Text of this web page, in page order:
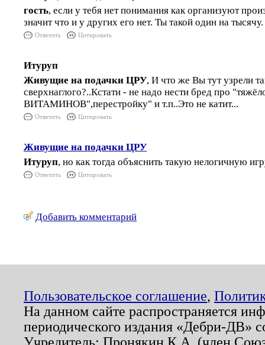
гость, если у тебя нет понимания как организуют
значит что и у других его нет. Ты такой один на
Ответить Цитировать
Итуруп
Живущие на подачки ЦРУ, И что же Вы тут узрели
сверхнаглого?..Кстати - не надо нести бред про
ВИТАМИНОВ",перестройку" и т.п..Это не катит...
Ответить Цитировать
Живущие на подачки ЦРУ
Итуруп, но как тогда объяснить такую нелогичную
Ответить Цитировать
Добавить комментарий
Пользовательское соглашение,
На данном сайте распространяется
периодического издания «Дебри-ДВ»
Учредитель: Пронякин К.А. (член